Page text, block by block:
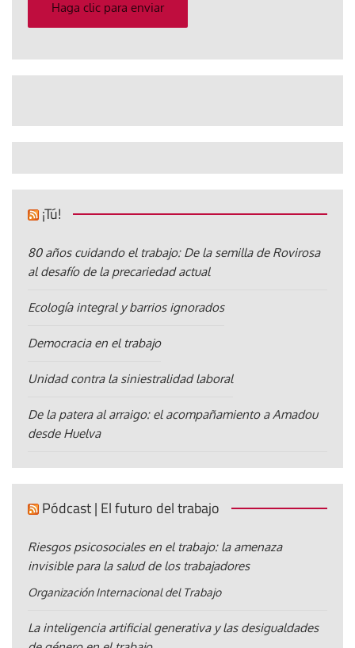
Haga clic para enviar
¡Tú!
80 años cuidando el trabajo: De la semilla de Rovirosa
al desafío de la precariedad actual
Ecología integral y barrios ignorados
Democracia en el trabajo
Unidad contra la siniestralidad laboral
De la patera al arraigo: el acompañamiento a Amadou
desde Huelva
Pódcast | El futuro del trabajo
Riesgos psicosociales en el trabajo: la amenaza
invisible para la salud de los trabajadores
Organización Internacional del Trabajo
La inteligencia artificial generativa y las desigualdades